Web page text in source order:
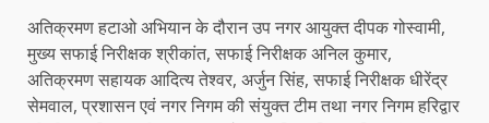
अतिक्रमण हटाओ अभियान के दौरान उप नगर आयुक्त दीपक गोस्वामी,
मुख्य सफाई निरीक्षक श्रीकांत, सफाई निरीक्षक अनिल कुमार,
अतिक्रमण सहायक आदित्य तेश्वर, अर्जुन सिंह, सफाई निरीक्षक धीरेंद्र
सेमवाल, प्रशासन एवं नगर निगम की संयुक्त टीम तथा नगर निगम हरिद्वार